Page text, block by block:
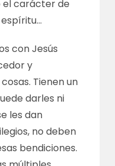
el carácter de
con Jesús
y
Tienen un
darles ni
les dan
no deben
bendiciones.